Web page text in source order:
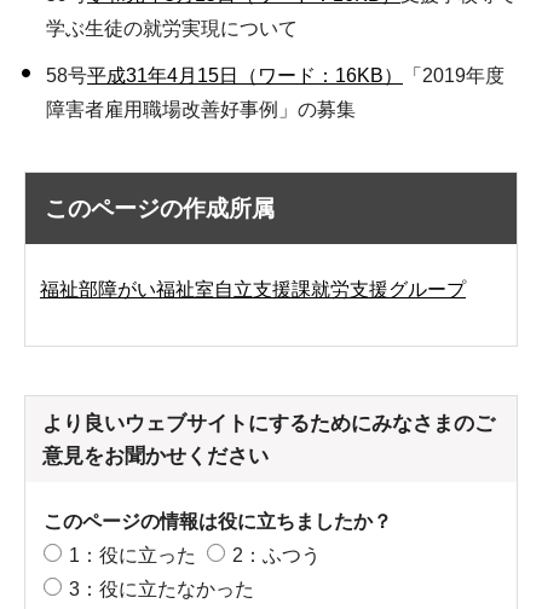
学ぶ生徒の就労実現について
58号平成31年4月15日（ワード：16KB）
「2019年度
障害者雇用職場改善好事例」の募集
このページの作成所属
福祉部障がい福祉室自立支援課就労支援グループ
より良いウェブサイトにするためにみなさまのご
意見をお聞かせください
このページの情報は役に立ちましたか？
1：役に立った
2：ふつう
3：役に立たなかった